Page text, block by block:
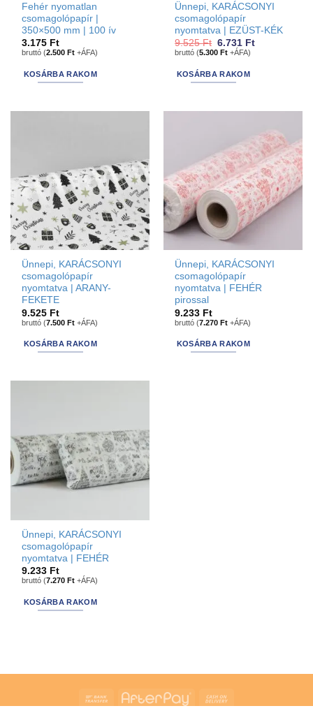
Fehér nyomatlan
csomagolópapír |
350×500 mm | 100 ív
3.175 Ft
bruttó (2.500Ft +ÁFA)
KOSÁRBA RAKOM
Ünnepi, KARÁCSONYI
csomagolópapír
nyomtatva | EZÜST-KÉK
9.525Ft Original
price
9.525 Ft.
6.731 FtCurrent
bruttó (5.300Ft +ÁFA)
KOSÁRBA RAKOM
Ünnepi, KARÁCSONYI
csomagolópapír
nyomtatva | ARANY-
FEKETE
9.525 Ft
bruttó (7.500Ft +ÁFA)
KOSÁRBA RAKOM
Ünnepi, KARÁCSONYI
csomagolópapír
nyomtatva | FEHÉR
pirossal
9.233 Ft
bruttó (7.270Ft +ÁFA)
KOSÁRBA RAKOM
Ünnepi, KARÁCSONYI
csomagolópapír
nyomtatva | FEHÉR
9.233 Ft
bruttó (7.270Ft +ÁFA)
KOSÁRBA RAKOM
Bank
AfterPay